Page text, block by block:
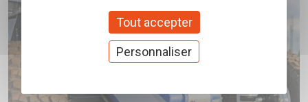
Tout accepter
Personnaliser